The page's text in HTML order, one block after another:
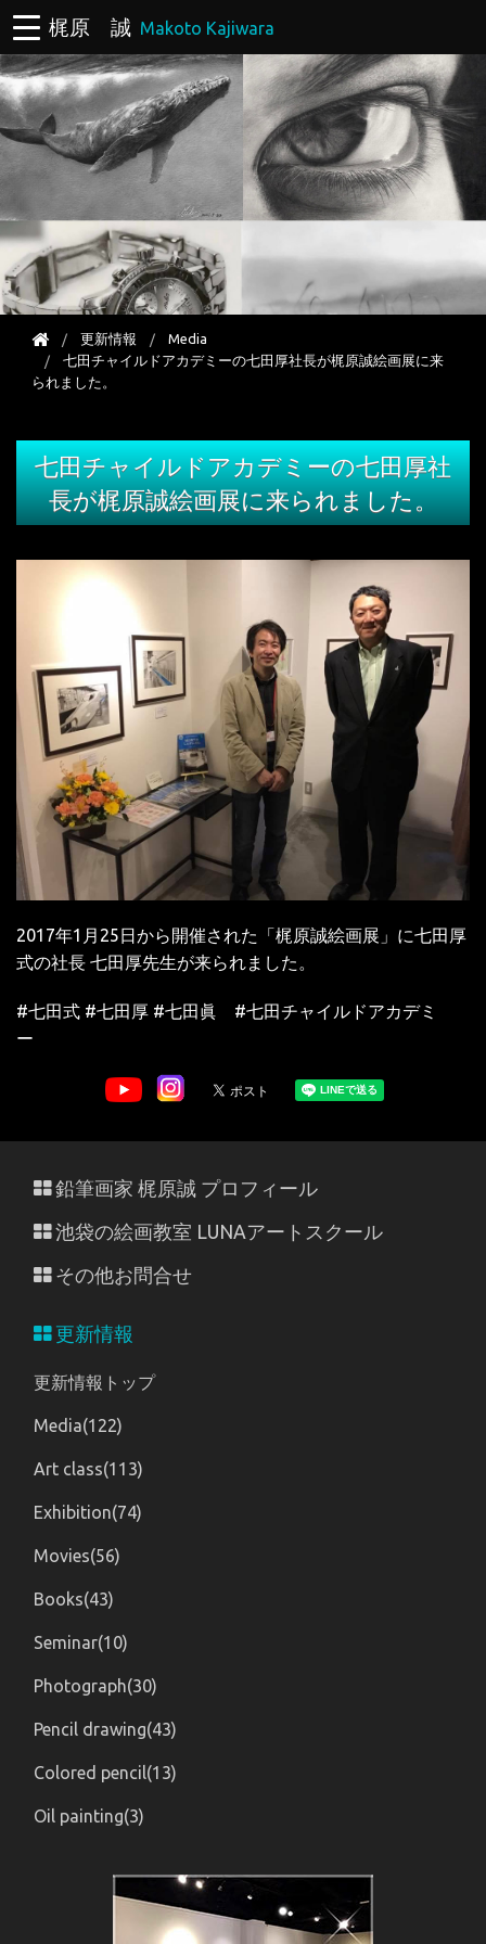
梶原 誠 Makoto Kajiwara
更新情報
Media
七田チャイルドアカデミーの七田厚社長が梶原誠絵画展に来
られました。
七田チャイルドアカデミーの七田厚社
長が梶原誠絵画展に来られました。
2017年1月25日から開催された「梶原誠絵画展」に七田厚
式の社長 七田厚先生が来られました。
#七田式 #七田厚 #七田眞 #七田チャイルドアカデミ
ー
鉛筆画家 梶原誠 プロフィール
池袋の絵画教室 LUNAアートスクール
その他お問合せ
更新情報
更新情報トップ
Media(122)
Art class(113)
Exhibition(74)
Movies(56)
Books(43)
Seminar(10)
Photograph(30)
Pencil drawing(43)
Colored pencil(13)
Oil painting(3)